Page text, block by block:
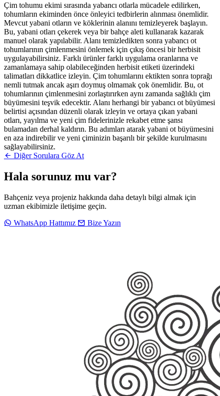
Çim tohumu ekimi sırasında yabancı otlarla mücadele edilirken,
tohumların ekiminden önce önleyici tedbirlerin alınması önemlidir.
Mevcut yabani otların ve köklerinin alanını temizleyerek başlayın.
Bu, yabani otları çekerek veya bir bahçe aleti kullanarak kazarak
manuel olarak yapılabilir. Alanı temizledikten sonra yabancı ot
tohumlarının çimlenmesini önlemek için çıkış öncesi bir herbisit
uygulayabilirsiniz. Farklı ürünler farklı uygulama oranlarına ve
zamanlamaya sahip olabileceğinden herbisit etiketi üzerindeki
talimatları dikkatlice izleyin. Çim tohumlarını ektikten sonra toprağı
nemli tutmak ancak aşırı doymuş olmamak çok önemlidir. Bu, ot
tohumlarının çimlenmesini zorlaştırırken aynı zamanda sağlıklı çim
büyümesini teşvik edecektir. Alanı herhangi bir yabancı ot büyümesi
belirtisi açısından düzenli olarak izleyin ve ortaya çıkan yabani
otları, yayılma ve yeni çim fidelerinizle rekabet etme şansı
bulamadan derhal kaldırın. Bu adımları atarak yabani ot büyümesini
en aza indirebilir ve yeni çiminizin başarılı bir şekilde kurulmasını
sağlayabilirsiniz.
Diğer Sorulara Göz At
Hala sorunuz mu var?
Bahçeniz veya projeniz hakkında daha detaylı bilgi almak için
uzman ekibimizle iletişime geçin.
WhatsApp Hattımız
Bize Yazın